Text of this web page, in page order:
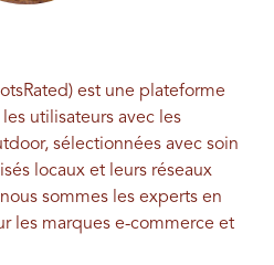
est une plateforme
utilisateurs avec les
sélectionnées avec soin
locaux et leurs réseaux
sommes les experts en
les marques e-commerce et